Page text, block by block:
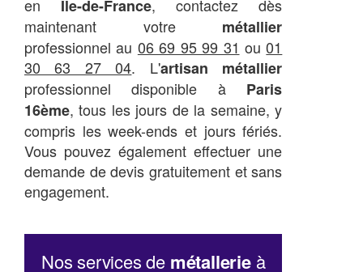
enÎle-de-France, contactez dès
maintenant votre métallier
professionnel au 06 69 95 99 31 ou01
30 63 27 04. L'artisan métallier
professionnel disponible à Paris
16ème, tous les jours de la semaine, y
compris les week-ends et jours fériés.
Vous pouvez également effectuer une
demande de devis gratuitement et sans
engagement.
Nos services de métallerieà